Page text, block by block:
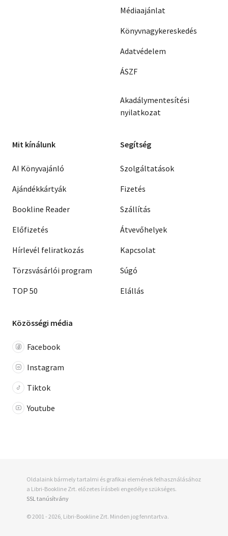
Médiaajánlat
Könyvnagykereskedés
Adatvédelem
ÁSZF
Akadálymentesítési
nyilatkozat
Mit kínálunk
AI Könyvajánló
Ajándékkártyák
Bookline Reader
Előfizetés
Hírlevél feliratkozás
Törzsvásárlói program
TOP 50
Segítség
Szolgáltatások
Fizetés
Szállítás
Átvevőhelyek
Kapcsolat
Súgó
Elállás
Közösségi média
Facebook
Instagram
Tiktok
Youtube
Oldalaink bármely tartalmi és grafikai elemének felhasználásához
a Libri-Bookline Zrt. előzetes írásbeli engedélye szükséges.
SSL tanúsítvány
© 2001 - 2026, Libri-Bookline Zrt. Minden jog fenntartva.